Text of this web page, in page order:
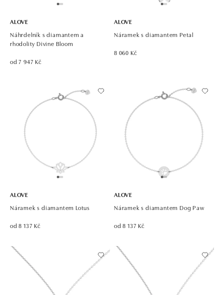
ALOVE
Náhrdelník s diamantem a
rhodolity Divine Bloom
od 7 947 Kč
ALOVE
Náramek s diamantem Petal
8 060 Kč
ALOVE
Náramek s diamantem Lotus
od 8 137 Kč
ALOVE
Náramek s diamantem Dog Paw
od 8 137 Kč